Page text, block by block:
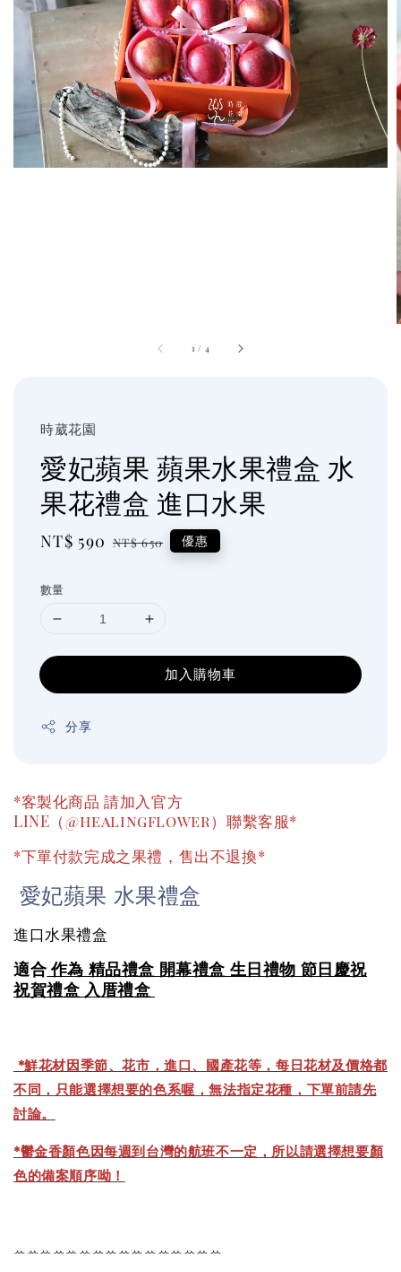
1 / 4
時葳花園
愛妃蘋果 蘋果水果禮盒 水
果花禮盒 進口水果
Sale
NT$ 590 Regular
NT$ 650 優惠
數量
加入購物車
分享
*客製化商品 請加入官方
LINE（@healingflower）聯繫客服*
*下單付款完成之果禮，售出不退換*
愛妃蘋果 水果禮盒
進口水果禮盒
適合作為 精品禮盒 開幕禮盒 生日禮物 節日慶祝
祝賀禮盒 入厝禮盒
*鮮花材因季節、花市，進口、國產花等，每日花材及價格都
不同，只能選擇想要的色系喔，無法指定花種，下單前請先
討論。
*鬱金香顏色因每週到台灣的航班不一定，所以請選擇想要顏
色的備案順序呦！
ꕀꕀꕀꕀꕀꕀꕀꕀꕀꕀꕀꕀꕀꕀꕀꕀ